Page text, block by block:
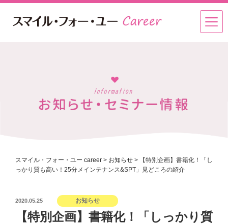
スマイル・フォー・ユー career > お知らせ >
【特別企画】書籍化！「し
っかり質も高い！25分メインテナンス&SPT」見どころの紹介
投
2020.05.25 お知らせ
【特別企画】書籍化！「しっかり質